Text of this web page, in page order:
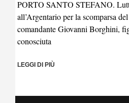
PORTO SANTO STEFANO.
all’Argentario per la scomparsa del
comandante Giovanni Borghini,
conosciuta
LEGGI DI PIÙ